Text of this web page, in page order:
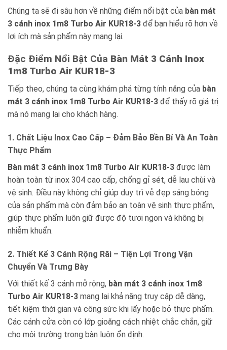
Chúng ta sẽ đi sâu hơn về những điểm nổi bật của bàn mát
3 cánh inox 1m8 Turbo Air KUR18-3 để bạn hiểu rõ hơn về
lợi ích mà sản phẩm này mang lại.
Đặc Điểm Nổi Bật Của Bàn Mát 3 Cánh Inox
1m8 Turbo Air KUR18-3
Tiếp theo, chúng ta cùng khám phá từng tính năng của bàn
mát 3 cánh inox 1m8 Turbo Air KUR18-3 để thấy rõ giá trị
mà nó mang lại cho khách hàng.
1. Chất Liệu Inox Cao Cấp – Đảm Bảo Bền Bỉ Và An Toàn
Thực Phẩm
Bàn mát 3 cánh inox 1m8 Turbo Air KUR18-3 được làm
hoàn toàn từ inox 304 cao cấp, chống gỉ sét, dễ lau chùi và
vệ sinh. Điều này không chỉ giúp duy trì vẻ đẹp sáng bóng
của sản phẩm mà còn đảm bảo an toàn vệ sinh thực phẩm,
giúp thực phẩm luôn giữ được độ tươi ngon và không bị
nhiễm khuẩn.
2. Thiết Kế 3 Cánh Rộng Rãi – Tiện Lợi Trong Vận
Chuyển Và Trưng Bày
Với thiết kế 3 cánh mở rộng, bàn mát 3 cánh inox 1m8
Turbo Air KUR18-3 mang lại khả năng truy cập dễ dàng,
tiết kiệm thời gian và công sức khi lấy hoặc bỏ thực phẩm.
Các cánh cửa còn có lớp gioăng cách nhiệt chắc chắn, giữ
cho môi trường trong bàn luôn ổn định.